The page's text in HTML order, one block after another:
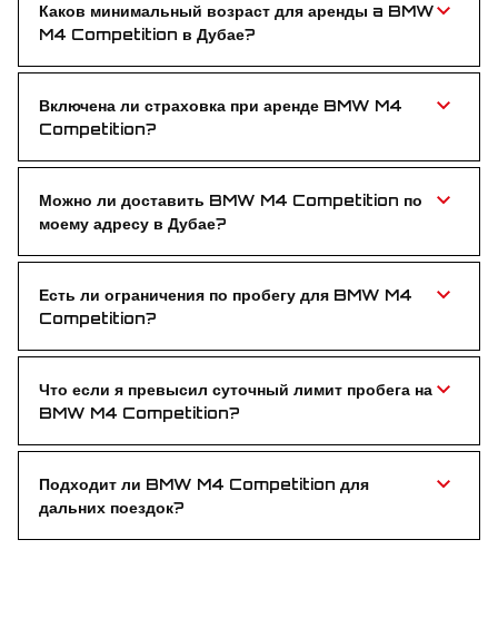
Каков минимальный возраст для аренды a BMW
M4 Competition в Дубае?
Включена ли страховка при аренде BMW M4
Competition?
Можно ли доставить BMW M4 Competition по
моему адресу в Дубае?
Есть ли ограничения по пробегу для BMW M4
Competition?
Что если я превысил суточный лимит пробега на
BMW M4 Competition?
Подходит ли BMW M4 Competition для
дальних поездок?